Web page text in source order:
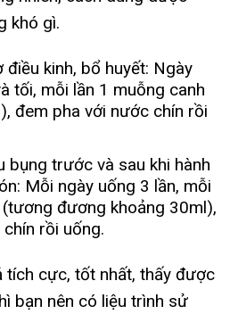
khó gì.
kinh, bổ huyết: Ngày
tối, mỗi lần 1 muỗng canh
đem pha với nước chín rồi
bụng trước và sau khi hành
Mỗi ngày uống 3 lần, mỗi
đương khoảng 30ml),
rồi uống.
tích cực, tốt nhất, thấy được
bạn nên có liệu trình sử